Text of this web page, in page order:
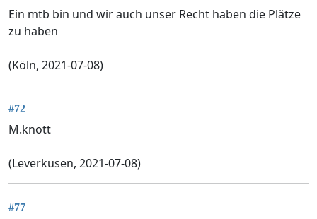
Ein mtb bin und wir auch unser Recht haben die Plätze
zu haben
(Köln, 2021-07-08)
#72
M.knott
(Leverkusen, 2021-07-08)
#77